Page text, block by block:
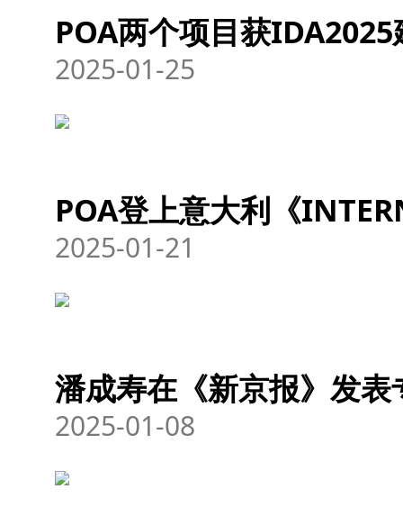
POA两个项目获
2025-01-25
POA登上意大利《
2025-01-21
潘成寿在《新京报》发
2025-01-08